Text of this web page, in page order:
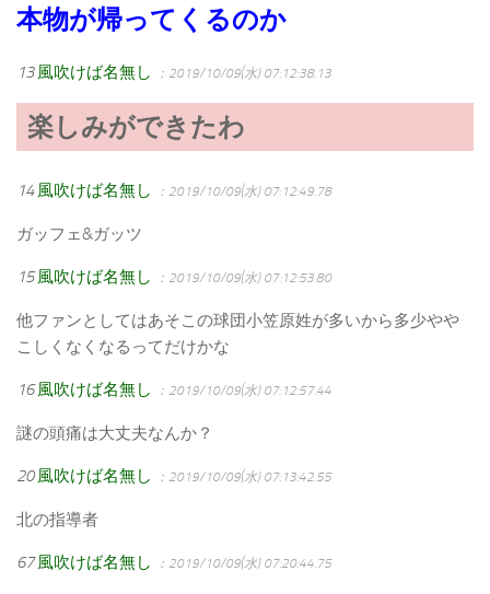
本物が帰ってくるのか
13 風吹けば名無し ：2019/10/09(水) 07:12:38.13
楽しみができたわ
14 風吹けば名無し ：2019/10/09(水) 07:12:49.78
ガッフェ&ガッツ
15 風吹けば名無し ：2019/10/09(水) 07:12:53.80
他ファンとしてはあそこの球団小笠原姓が多いから多少やや
こしくなくなるってだけかな
16 風吹けば名無し ：2019/10/09(水) 07:12:57.44
謎の頭痛は大丈夫なんか？
20 風吹けば名無し ：2019/10/09(水) 07:13:42.55
北の指導者
67 風吹けば名無し ：2019/10/09(水) 07:20:44.75